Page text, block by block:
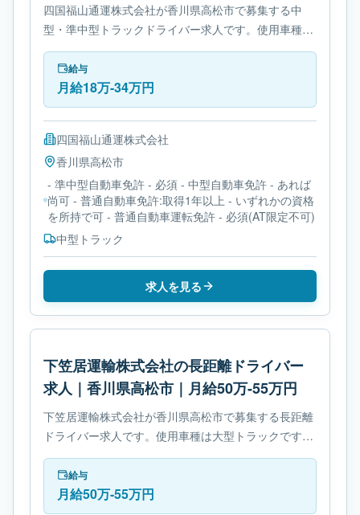
四国福山通運株式会社が香川県高松市で募集する中
型・準中型トラックドライバー求人です。使用車種は
中型トラックです。勤務時間は- 変形労働時間制で
す。必要免許は- 準中型自動車免許です。
給与
月給18万-34万円
四国福山通運株式会社
香川県高松市
- 準中型自動車免許 - 必須 - 中型自動車免許 - あれば
尚可 - 普通自動車免許:取得1年以上 - いずれかの資格
を所持で可 - 普通自動車運転免許 - 必須(AT限定不可)
中型トラック
求人を見る
下笠居運輸株式会社の長距離ドライバー
求人｜香川県高松市｜月給50万-55万円
下笠居運輸株式会社が香川県高松市で募集する長距離
ドライバー求人です。使用車種は大型トラックです。
必要免許は- 大型自動車免許です。
給与
月給50万-55万円